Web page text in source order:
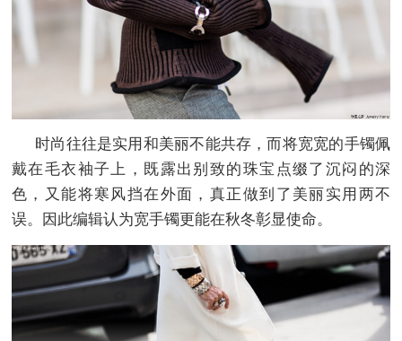
时尚往往是实用和美丽不能共存，而将宽宽的手镯佩
戴在毛衣袖子上，既露出别致的珠宝点缀了沉闷的深
色，又能将寒风挡在外面，真正做到了美丽实用两不
误。因此编辑认为宽手镯更能在秋冬彰显使命。